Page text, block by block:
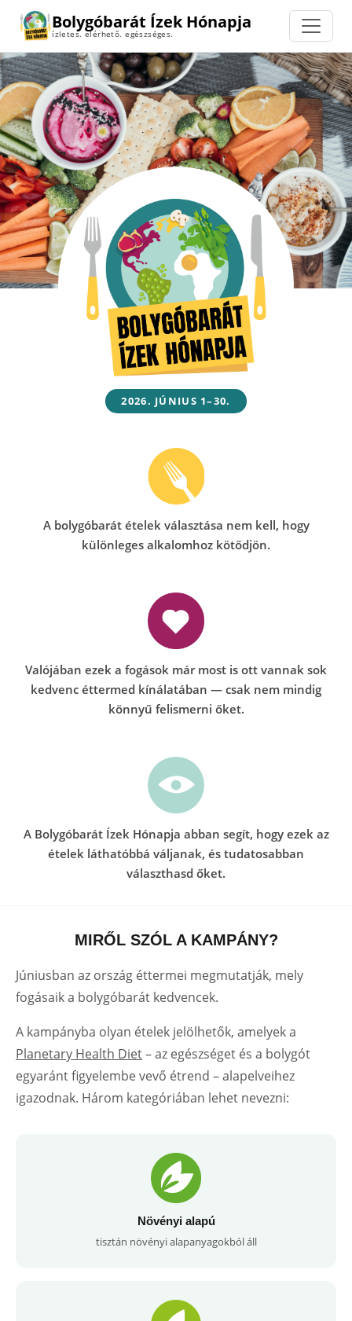
Bolygóbarát Ízek Hónapja
ízletes. elérhető. egészséges.
2026. JÚNIUS 1–30.
A bolygóbarát ételek választása nem kell, hogy
különleges alkalomhoz kötődjön.
Valójában ezek a fogások már most is ott vannak sok
kedvenc éttermed kínálatában — csak nem mindig
könnyű felismerni őket.
A Bolygóbarát Ízek Hónapja abban segít, hogy ezek az
ételek láthatóbbá váljanak, és tudatosabban
választhasd őket.
MIRŐL SZÓL A KAMPÁNY?
Júniusban az ország éttermei megmutatják, mely
fogásaik a bolygóbarát kedvencek.
A kampányba olyan ételek jelölhetők, amelyek a
Planetary Health Diet– az egészséget és a bolygót
egyaránt figyelembe vevő étrend – alapelveihez
igazodnak. Három kategóriában lehet nevezni:
Növényi alapú
tisztán növényi alapanyagokból áll